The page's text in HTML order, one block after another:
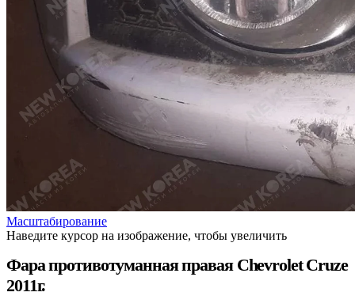
Масштабирование
Наведите курсор на изображение, чтобы увеличить
Фара противотуманная правая Chevrolet Cruze
2011г.